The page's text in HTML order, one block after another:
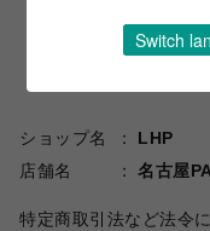
ショップ名
LHP
店舗名
名古屋
特定商取引法など法令
Switch